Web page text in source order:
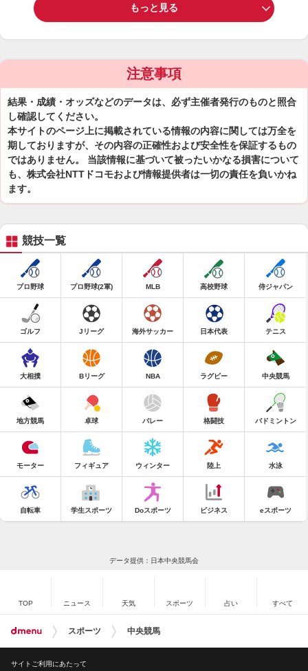
もっと見る
注意事項
結果・成績・オッズなどのデータは、必ず主催者発行のものと照合
し確認してください。
本サイトのページ上に掲載されている情報の内容に関しては万全を
期しておりますが、その内容の正確性および安全性を保証するもの
ではありません。 当該情報に基づいて被ったいかなる損害について
も、株式会社NTTドコモおよび情報提供者は一切の責任を負いかね
ます。
競技一覧
プロ野球 プロ野球(2軍) MLB 高校野球 侍ジャパン
ゴルフ Jリーグ 海外サッカー 日本代表 テニス
大相撲 Bリーグ NBA ラグビー 中央競馬
地方競馬 卓球 バレー 格闘技 バドミントン
モーター フィギュア ウィンター 陸上 水泳
自転車 学生スポーツ Doスポーツ ビジネス eスポーツ
データ提供：日本中央競馬会
TOP ニュース 天気 スポーツ 占い すべて
スポーツ 中央競馬
サイトご利用にあたって